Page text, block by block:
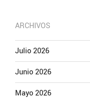
ARCHIVOS
Julio 2026
Junio 2026
Mayo 2026